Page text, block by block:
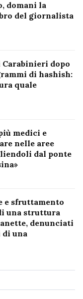
domani la
del giornalista
dopo
di hashish:
quale
medici e
nelle aree
dal ponte
e sfruttamento
una struttura
denunciati
di una